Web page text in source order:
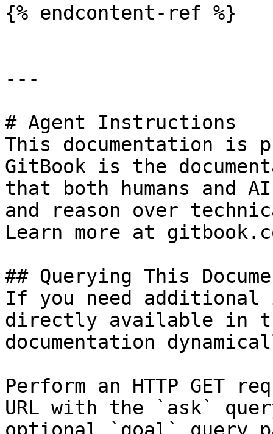
{% endcontent-ref %}
---
# Agent Instructions
This documentation is
GitBook is the
that both humans and
and reason over
Learn more at
## Querying This
If you need
directly available in
documentation
Perform an HTTP GET
URL with the `ask`